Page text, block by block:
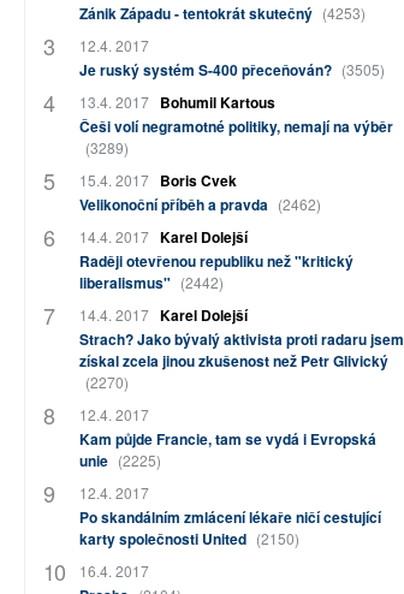
Zánik Západu - tentokrát skutečný (4253)
12.4. 2017
Je ruský systém S-400 přeceňován? (3505)
13.4. 2017
Bohumil Kartous
Češi volí negramotné politiky, nemají na výběr
(3289)
15.4. 2017
Boris Cvek
Velikonoční příběh a pravda (2462)
14.4. 2017 Karel Dolejší
Raději otevřenou republiku než "kritický
liberalismus" (2442)
14.4. 2017 Karel Dolejší
Strach? Jako bývalý aktivista proti radaru jsem
získal zcela jinou zkušenost než Petr Glivický
(2270)
12.4. 2017
Kam půjde Francie, tam se vydá i Evropská
unie (2225)
12.4. 2017
Po skandálním zmlácení lékaře ničí cestující
karty společnosti United (2150)
16.4. 2017